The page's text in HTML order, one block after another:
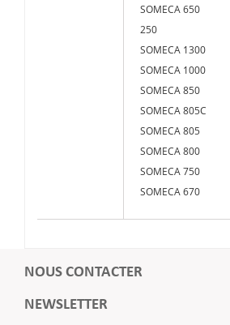
SOMECA 650
250
SOMECA 1300
SOMECA 1000
SOMECA 850
SOMECA 805C
SOMECA 805
SOMECA 800
SOMECA 750
SOMECA 670
NOUS CONTACTER
NEWSLETTER